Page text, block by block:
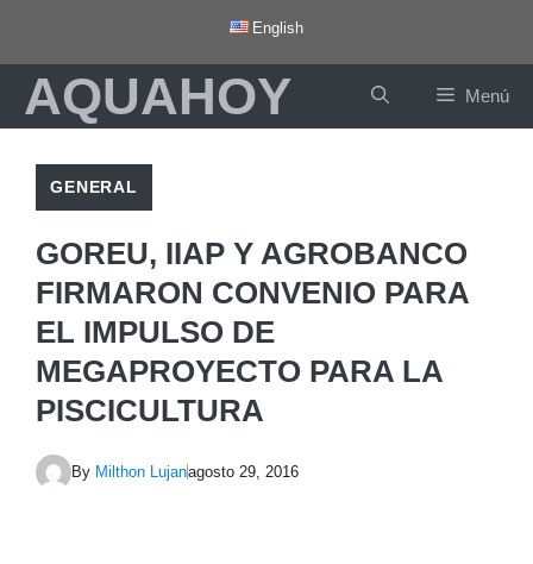
contenido
English
AQUAHOY Menú
GENERAL
GOREU, IIAP Y AGROBANCO
FIRMARON CONVENIO PARA
EL IMPULSO DE
MEGAPROYECTO PARA LA
PISCICULTURA
By Milthon Lujanagosto 29, 2016